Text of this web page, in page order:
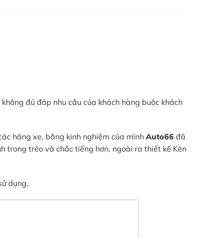
đủ đáp nhu cầu của khách hàng buộc khách
hãng xe, bằng kinh nghiệm của mình Auto66 đã
trong trẻo và chắc tiếng hơn, ngoài ra thiết kế Kèn
dụng.